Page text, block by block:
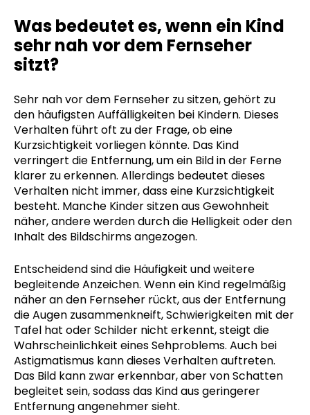
Was bedeutet es, wenn ein Kind
sehr nah vor dem Fernseher
sitzt?
Sehr nah vor dem Fernseher zu sitzen, gehört zu
den häufigsten Auffälligkeiten bei Kindern. Dieses
Verhalten führt oft zu der Frage, ob eine
Kurzsichtigkeit vorliegen könnte. Das Kind
verringert die Entfernung, um ein Bild in der Ferne
klarer zu erkennen. Allerdings bedeutet dieses
Verhalten nicht immer, dass eine Kurzsichtigkeit
besteht. Manche Kinder sitzen aus Gewohnheit
näher, andere werden durch die Helligkeit oder den
Inhalt des Bildschirms angezogen.
Entscheidend sind die Häufigkeit und weitere
begleitende Anzeichen. Wenn ein Kind regelmäßig
näher an den Fernseher rückt, aus der Entfernung
die Augen zusammenkneift, Schwierigkeiten mit der
Tafel hat oder Schilder nicht erkennt, steigt die
Wahrscheinlichkeit eines Sehproblems. Auch bei
Astigmatismus kann dieses Verhalten auftreten.
Das Bild kann zwar erkennbar, aber von Schatten
begleitet sein, sodass das Kind aus geringerer
Entfernung angenehmer sieht.